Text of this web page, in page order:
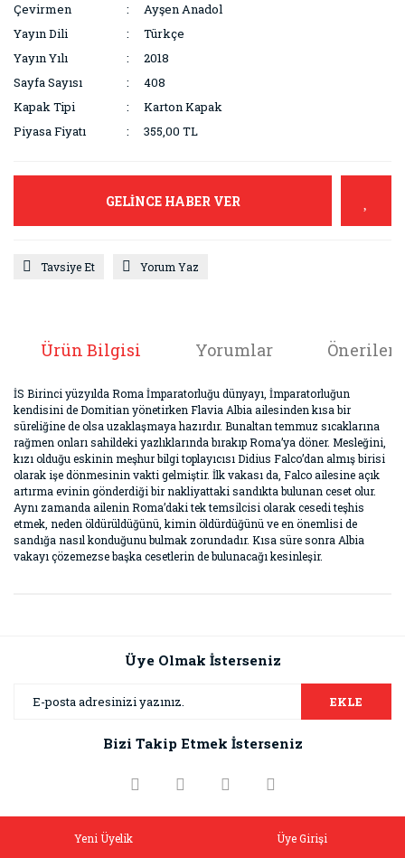
Çevirmen
Ayşen Anadol
Yayın Dili
Türkçe
Yayın Yılı
2018
Sayfa Sayısı
408
Kapak Tipi
Karton Kapak
Piyasa Fiyatı
355,00 TL
GELİNCE HABER VER
Tavsiye Et Yorum Yaz
Ürün Bilgisi Yorumlar
İS Birinci yüzyılda Roma İmparatorluğu dünyayı, İmparatorluğun
kendisini de Domitian yönetirken Flavia Albia ailesinden kısa bir
süreliğine de olsa uzaklaşmaya hazırdır. Bunaltan temmuz sıcaklarına
rağmen onları sahildeki yazlıklarında bırakıp Roma’ya döner. Mesleğini,
kızı olduğu eskinin meşhur bilgi toplayıcısı Didius Falco’dan almış birisi
olarak işe dönmesinin vakti gelmiştir. İlk vakası da, Falco ailesine açık
artırma evinin gönderdiği bir nakliyattaki sandıkta bulunan ceset olur.
Aynı zamanda ailenin Roma’daki tek temsilcisi olarak cesedi teşhis
etmek, neden öldürüldüğünü, kimin öldürdüğünü ve en önemlisi de
sandığa nasıl konduğunu bulmak zorundadır. Kısa süre sonra Albia
vakayı çözemezse başka cesetlerin de bulunacağı kesinleşir.
Görüş ve önerileriniz için teşekkür ederiz.
Ürün resmi kalitesiz, bozuk veya görüntülenemiyor.
Ürün bilgilerinde hatalar bulunuyor.
Üye Olmak İsterseniz
EKLE
Bizi Takip Etmek İsterseniz
Yeni Üyelik
Üye Girişi